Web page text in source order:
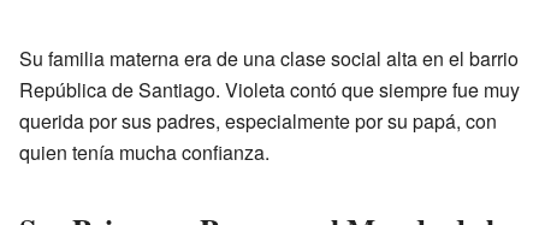
Su familia materna era de una clase social alta en el barrio
República de Santiago. Violeta contó que siempre fue muy
querida por sus padres, especialmente por su papá, con
quien tenía mucha confianza.